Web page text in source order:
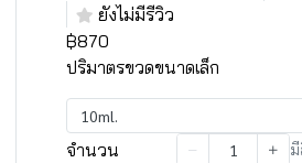
ยังไม่มีรีวิว
฿870
ปริมาตรขวดขนาดเล็ก
10ml.
จำนวน